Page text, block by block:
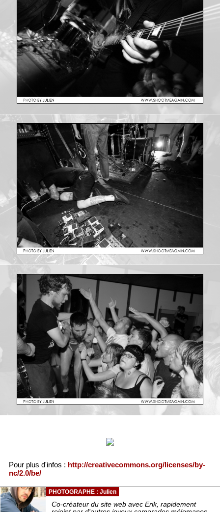
Pour plus d'infos : http://creativecommons.org/licenses/by-
nc/2.0/be/
PHOTOGRAPHE : Julien
Co-créateur du site web avec Erik, rapidement